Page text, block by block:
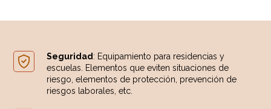
Seguridad : Equipamiento para residencias y
escuelas. Elementos que eviten situaciones de
riesgo, elementos de protección, prevención de
riesgos laborales, etc.